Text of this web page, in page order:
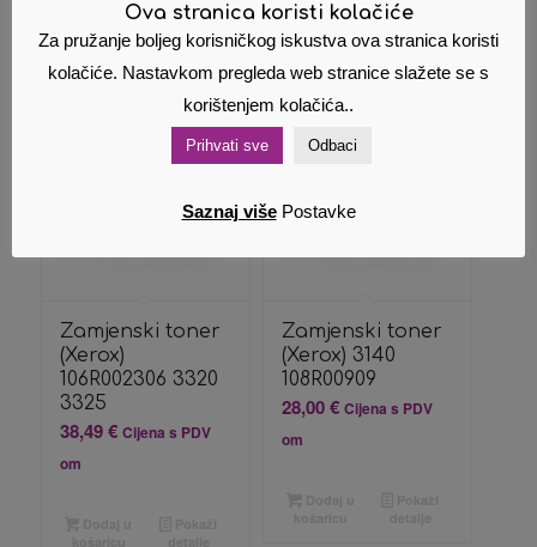
Dodaj u
košaricu
Pokaži
detalje
Dodaj u
košaricu
Pokaži
detalje
Zamjenski toner
(Xerox)
106R002306 3320
3325
38,49€ Cijena s PDV
om
Zamjenski toner
(Xerox) 3140
108R00909
28,00€ Cijena s PDV
om
Ova stranica koristi kolačiće
Za pružanje boljeg korisničkog iskustva ova stranica koristi
kolačiće. Nastavkom pregleda web stranice slažete se s
korištenjem kolačića..
Prihvati sve Odbaci
Saznaj više Postavke